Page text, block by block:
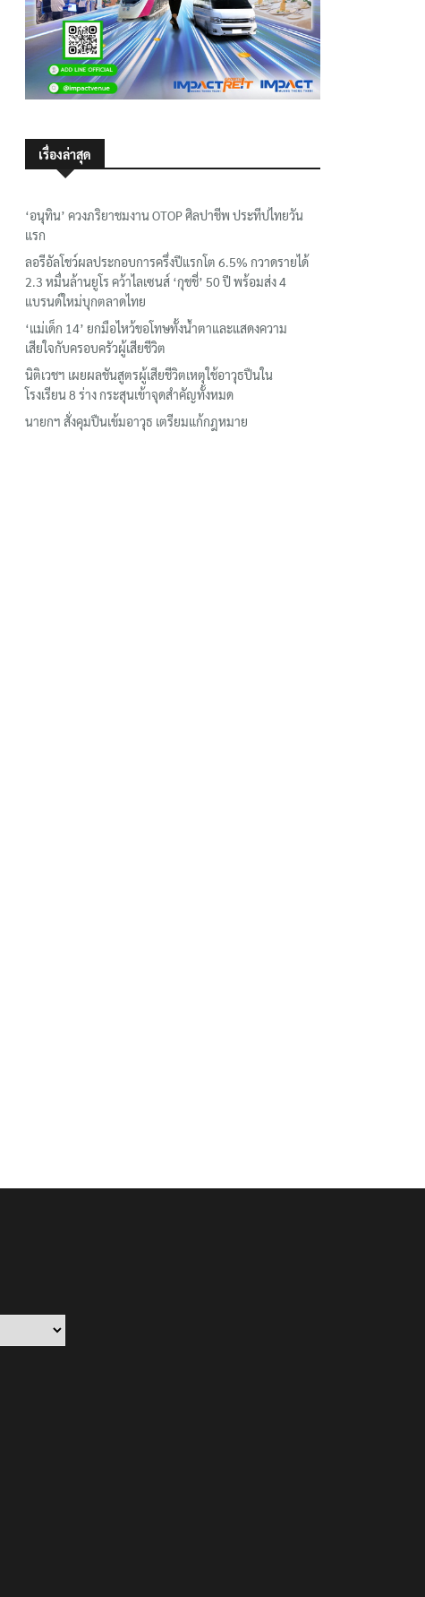
เรื่องล่าสุด
‘อนุทิน’ ควงภริยาชมงาน OTOP ศิลปาชีพ ประทีปไทยวัน
แรก
ลอรีอัลโชว์ผลประกอบการครึ่งปีแรกโต 6.5% กวาดรายได้
2.3 หมื่นล้านยูโร คว้าไลเซนส์ ‘กุชชี่’ 50 ปี พร้อมส่ง 4
แบรนด์ใหม่บุกตลาดไทย
‘แม่เด็ก 14’ ยกมือไหว้ขอโทษทั้งน้ำตาและแสดงความ
เสียใจกับครอบครัวผู้เสียชีวิต
นิติเวชฯ เผยผลชันสูตรผู้เสียชีวิตเหตุใช้อาวุธปืนใน
โรงเรียน 8 ร่าง กระสุนเข้าจุดสำคัญทั้งหมด
นายกฯ สั่งคุมปืนเข้มอาวุธ เตรียมแก้กฎหมาย